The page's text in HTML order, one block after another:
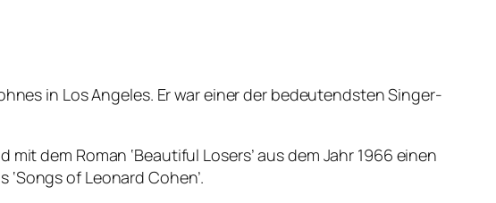
in Los Angeles. Er war einer der bedeutendsten Singer-
dem Roman ‘Beautiful Losers’ aus dem Jahr 1966 einen
of Leonard Cohen’.